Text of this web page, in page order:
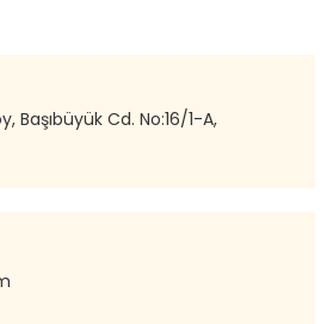
Başıbüyük Cd. No:16/1-A,